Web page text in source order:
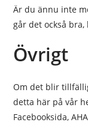
Är du ännu inte
går det också
Övrigt
Om det blir
detta här på vår
Facebooksida,